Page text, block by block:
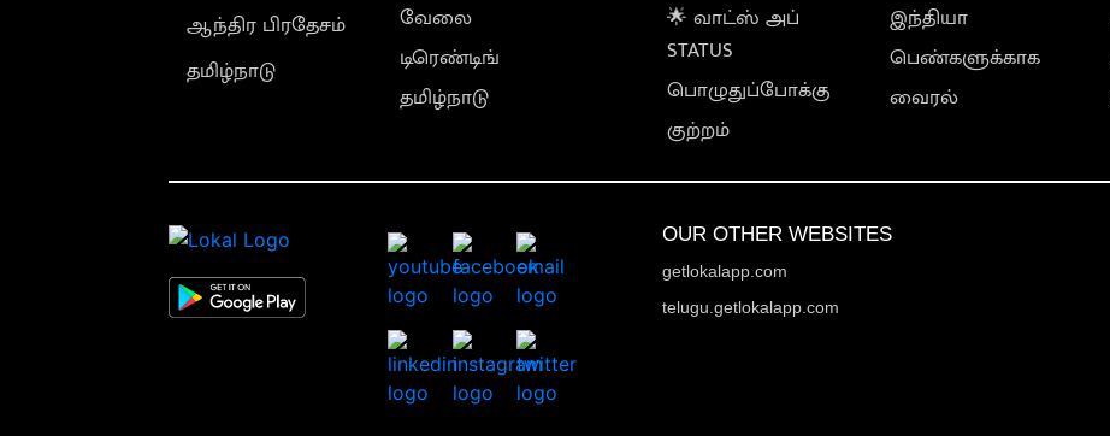
ஆந்திர பிரதேசம்
தமிழ்நாடு
வேலை
டிரெண்டிங்
தமிழ்நாடு
🌟 வாட்ஸ் அப்
STATUS
பொழுதுப்போக்கு
குற்றம்
இந்தியா
பெண்களுக்காக
வைரல்
OUR OTHER WEBSITES
getlokalapp.com
telugu.getlokalapp.com